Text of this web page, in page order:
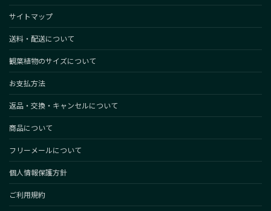
サイトマップ
送料・配送について
観葉植物のサイズについて
お支払方法
返品・交換・キャンセルについて
商品について
フリーメールについて
個人情報保護方針
ご利用規約